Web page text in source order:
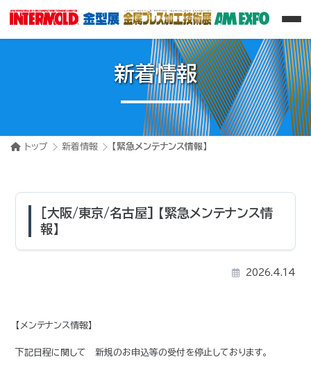
新着情報
トップ 新着情報 【緊急メンテナンス情報】
[大阪/東京/名古屋] 【緊急メンテナンス情
報】
2026.4.14
【メンテナンス情報】
下記日程に関して 新規のお申込等の受付を停止しております。